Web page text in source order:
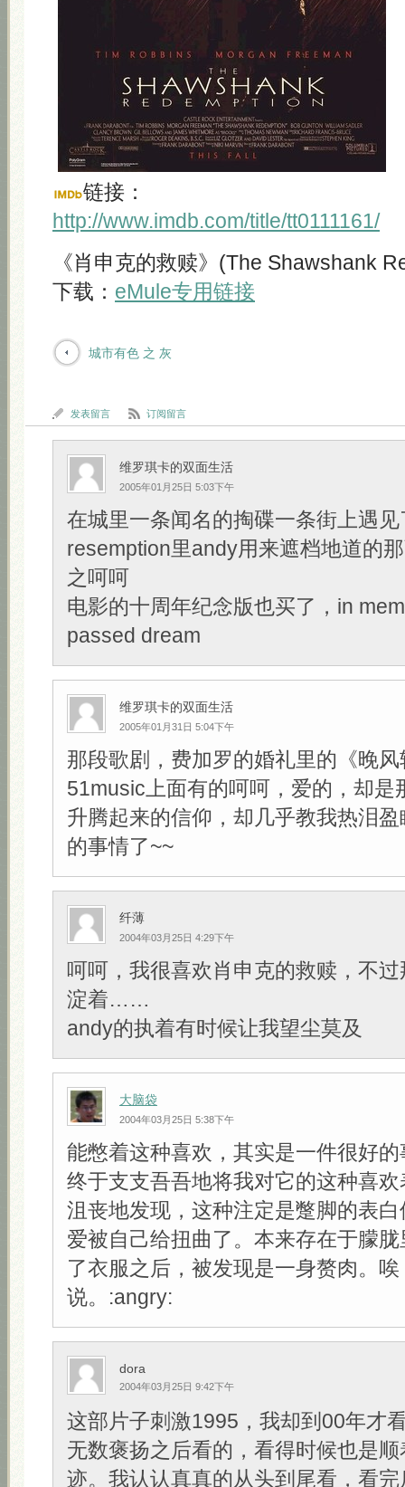
链接：
http://www.imdb.com/title/tt0111161/
《肖申克的救赎》(The Shawshank
下载： eMule专用链接
城市有色 之 灰
发表留言 订阅留言
维罗琪卡的双面生活
2005年01月25日 5:03下午
在城里一条闻名的掏碟一条街上遇见
resemption里andy用来遮档地道的
之呵呵
电影的十周年纪念版也买了，in
passed dream
维罗琪卡的双面生活
2005年01月31日 5:04下午
那段歌剧，费加罗的婚礼里的《晚
51music上面有的呵呵，爱的，却是
升腾起来的信仰，却几乎教我热泪
的事情了~~
纤薄
2004年03月25日 4:29下午
呵呵，我很喜欢肖申克的救赎，不
淀着……
andy的执着有时候让我望尘莫及
大脑袋
2004年03月25日 5:38下午
能憋着这种喜欢，其实是一件很好
终于支支吾吾地将我对它的这种喜
沮丧地发现，这种注定是蹩脚的表
爱被自己给扭曲了。本来存在于朦
了衣服之后，被发现是一身赘肉。
说。:angry:
dora
2004年03月25日 9:42下午
这部片子刺激1995，我却到00年才
无数褒扬之后看的，看得时候也是
迹。我认认真真的从头到尾看，看